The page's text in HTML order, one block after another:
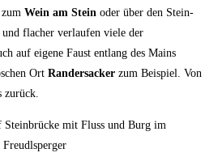
Wein am Stein oder über den Stein-
flacher verlaufen viele der
auf eigene Faust entlang des Mains
Ort Randersacker zum Beispiel. Von
zurück.